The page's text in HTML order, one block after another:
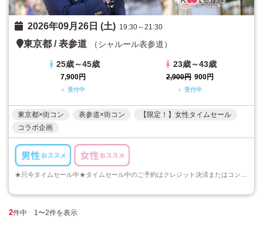
2026年09月26日 (土) 19:30～21:30
東京都 /表参道 （シャルール表参道）
25歳～45歳
7,900円
○ 受付中
23歳～43歳
2,900円 900円
○ 受付中
東京都×街コン 表参道×街コン
【限定！】女性タイムセール
コラボ企画
2件中 1〜2件を表示